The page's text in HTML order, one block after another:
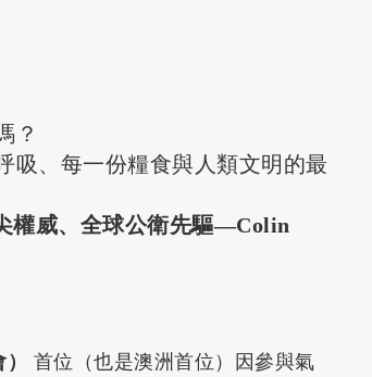
？
吸、每一份糧食與人類文明的最
權威、全球公衛先驅—Colin
首位（也是澳洲首位）因參與氣